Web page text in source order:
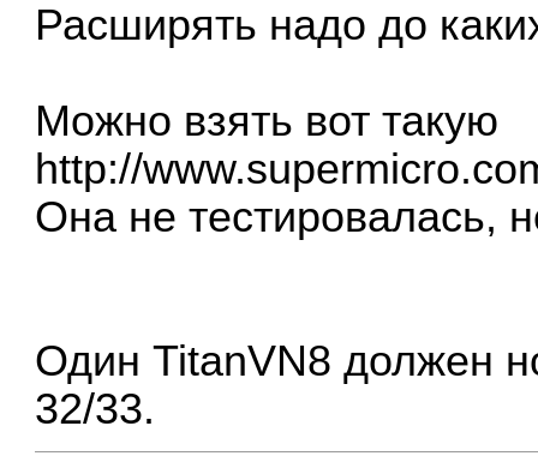
Расширять надо до
Можно взять вот такую
http://
Она не тестировалась,
Один TitanVN8 должен
32/33.